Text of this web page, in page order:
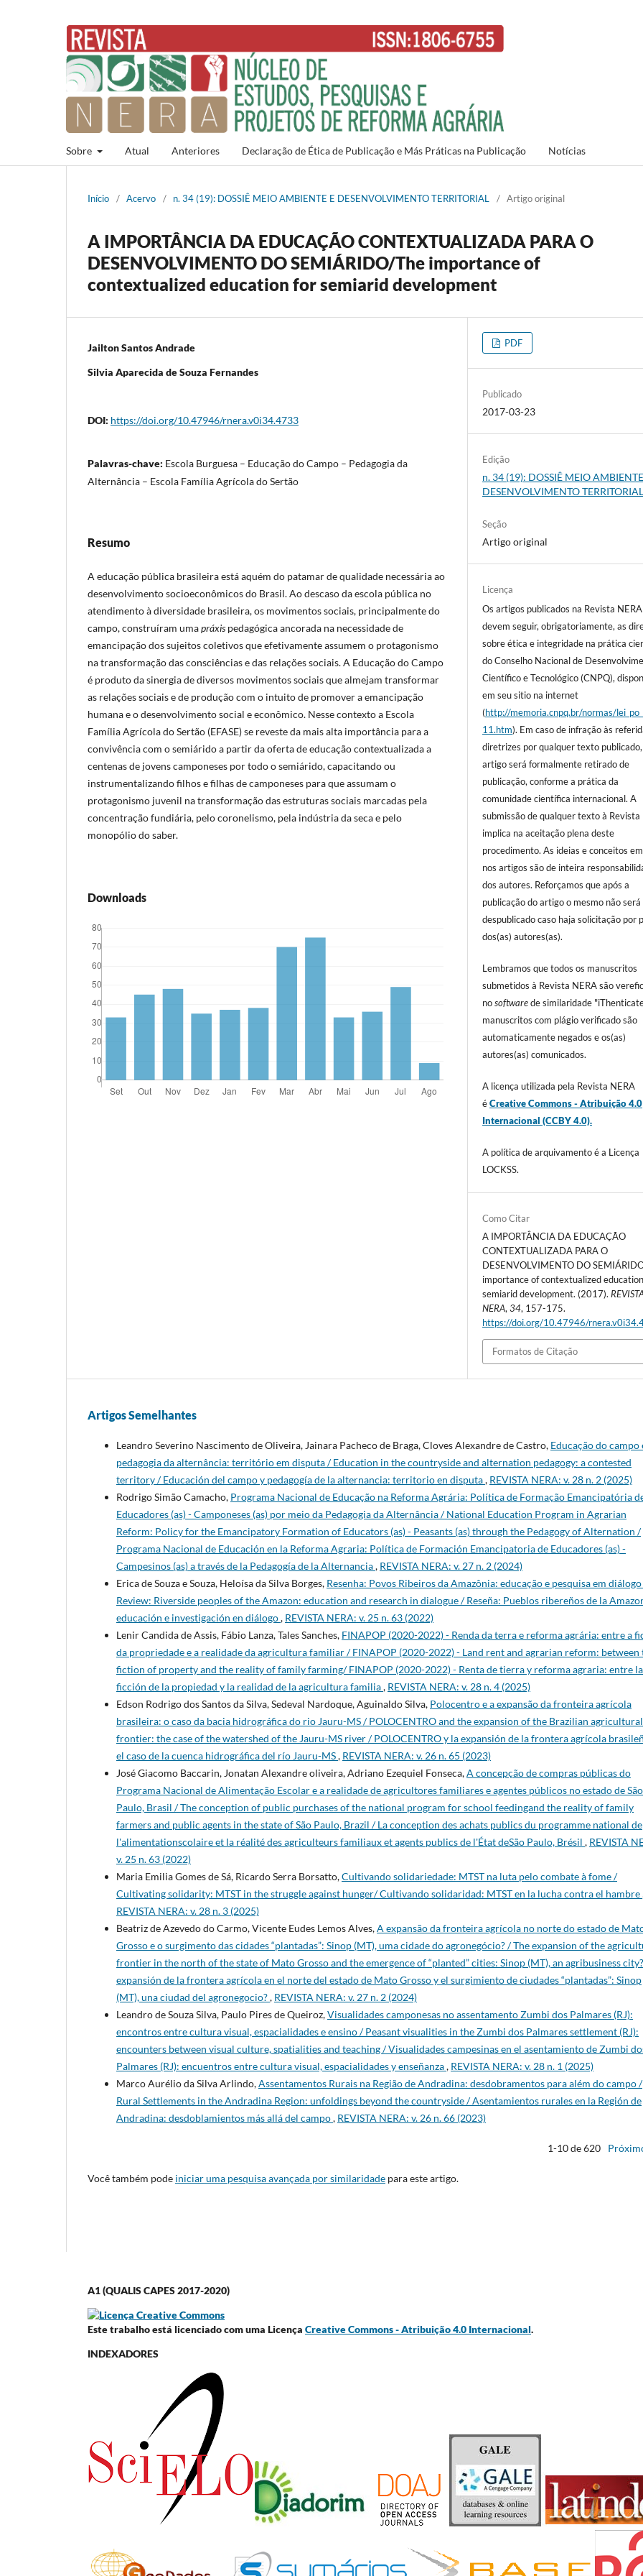
Sobre Atual Anteriores Declaração de Ética de Publicação e Más Práticas na Publicação Notícias
Início / Acervo / n. 34 (19): DOSSIÊ MEIO AMBIENTE E DESENVOLVIMENTO TERRITORIAL / Artigo original
A IMPORTÂNCIA DA EDUCAÇÃO CONTEXTUALIZADA PARA O
DESENVOLVIMENTO DO SEMIÁRIDO/The importance of
contextualized education for semiarid development
Jailton Santos Andrade
Silvia Aparecida de Souza Fernandes
DOI: https://doi.org/10.47946/rnera.v0i34.4733
Palavras-chave: Escola Burguesa – Educação do Campo – Pedagogia da
Alternância – Escola Família Agrícola do Sertão
Resumo
A educação pública brasileira está aquém do patamar de qualidade necessária ao
desenvolvimento socioeconômicos do Brasil. Ao descaso da escola pública no
atendimento à diversidade brasileira, os movimentos sociais, principalmente do
campo, construíram umapráxis pedagógica ancorada na necessidade de
emancipação dos sujeitos coletivos que efetivamente assumem o protagonismo
na transformação das consciências e das relações sociais. A Educação do Campo
é produto da sinergia de diversos movimentos sociais que almejam transformar
as relações sociais e de produção com o intuito de promover a emancipação
humana e o desenvolvimento social e econômico. Nesse contexto a Escola
Família Agrícola do Sertão (EFASE) se reveste da mais alta importância para a
convivência com o semiárido a partir da oferta de educação contextualizada a
centenas de jovens camponeses por todo o semiárido, capacitando ou
instrumentalizando filhos e filhas de camponeses para que assumam o
protagonismo juvenil na transformação das estruturas sociais marcadas pela
concentração fundiária, pelo coronelismo, pela indústria da seca e pelo
monopólio do saber.
Downloads
PDF
Publicado
2017-03-23
Edição
n. 34 (19): DOSSIÊ MEIO
DESENVOLVIMENTO TERRITORIAL
Seção
Artigo original
Licença
Os artigos publicados na Revista NERA
devem seguir, obrigatoriamente, as
sobre ética e integridade na prática
do Conselho Nacional de
Científico e Tecnológico (CNPQ),
em seu sitio na internet
(http://memoria.cnpq.br/normas/
11.htm). Em caso de infração às
diretrizes por qualquer texto
artigo será formalmente retirado de
publicação, conforme a prática da
comunidade científica internacional. A
submissão de qualquer texto à Revista
implica na aceitação plena deste
procedimento. As ideias e conceitos
nos artigos são de inteira
dos autores. Reforçamos que após a
publicação do artigo o mesmo não será
despublicado caso haja solicitação por
dos(as) autores(as).
Lembramos que todos os manuscritos
submetidos à Revista NERA são
nosoftwarede similaridade
manuscritos com plágio verificado são
automaticamente negados e os(as)
autores(as) comunicados.
A licença utilizada pela Revista NERA
éCreative Commons - Atribuição 4.0
Internacional (CCBY 4.0).
A política de arquivamento é a Licença
LOCKSS.
Como Citar
A IMPORTÂNCIA DA EDUCAÇÃO
CONTEXTUALIZADA PARA O
DESENVOLVIMENTO DO
importance of contextualized
semiarid development. (2017).
NERA,34, 157-175.
https://doi.org/10.47946/
Formatos de Citação
Artigos Semelhantes
Leandro Severino Nascimento de Oliveira, Jainara Pacheco de Braga, Cloves Alexandre de Castro, Educação do campo
pedagogia da alternância: território em disputa / Education in the countryside and alternation pedagogy: a contested
territory / Educación del campo y pedagogía de la alternancia: territorio en disputa, REVISTA NERA: v. 28 n. 2 (2025)
Rodrigo Simão Camacho, Programa Nacional de Educação na Reforma Agrária: Política de Formação Emancipatória
Educadores (as) - Camponeses (as) por meio da Pedagogia da Alternância / National Education Program in Agrarian
Reform: Policy for the Emancipatory Formation of Educators (as) - Peasants (as) through the Pedagogy of Alternation /
Programa Nacional de Educación en la Reforma Agraria: Política de Formación Emancipatoria de Educadores (as) -
Campesinos (as) a través de la Pedagogía de la Alternancia, REVISTA NERA: v. 27 n. 2 (2024)
Erica de Souza e Souza, Heloísa da Silva Borges, Resenha: Povos Ribeiros da Amazônia: educação e pesquisa em
Review: Riverside peoples of the Amazon: education and research in dialogue / Reseña: Pueblos ribereños de la
educación e investigación en diálogo, REVISTA NERA: v. 25 n. 63 (2022)
Lenir Candida de Assis, Fábio Lanza, Tales Sanches, FINAPOP (2020-2022) - Renda da terra e reforma agrária: entre a
da propriedade e a realidade da agricultura familiar / FINAPOP (2020-2022) - Land rent and agrarian reform: between
fiction of property and the reality of family farming/ FINAPOP (2020-2022) - Renta de tierra y reforma agraria: entre la
ficción de la propiedad y la realidad de la agricultura familia, REVISTA NERA: v. 28 n. 4 (2025)
Edson Rodrigo dos Santos da Silva, Sedeval Nardoque, Aguinaldo Silva, Polocentro e a expansão da fronteira agrícola
brasileira: o caso da bacia hidrográfica do rio Jauru-MS / POLOCENTRO and the expansion of the Brazilian agricultural
frontier: the case of the watershed of the Jauru-MS river / POLOCENTRO y la expansión de la frontera agrícola
el caso de la cuenca hidrográfica del río Jauru-MS, REVISTA NERA: v. 26 n. 65 (2023)
José Giacomo Baccarin, Jonatan Alexandre oliveira, Adriano Ezequiel Fonseca,A concepção de compras públicas do
Programa Nacional de Alimentação Escolar e a realidade de agricultores familiares e agentes públicos no estado de São
Paulo, Brasil / The conception of public purchases of the national program for school feedingand the reality of family
farmers and public agents in the state of São Paulo, Brazil / La conception des achats publics du programme national de
l'alimentationscolaire et la réalité des agriculteurs familiaux et agents publics de l'État deSão Paulo, Brésil , REVISTA
v. 25 n. 63 (2022)
Maria Emilia Gomes de Sá, Ricardo Serra Borsatto,Cultivando solidariedade: MTST na luta pelo combate à fome /
Cultivating solidarity: MTST in the struggle against hunger/ Cultivando solidaridad: MTST en la lucha contra el hambre
REVISTA NERA: v. 28 n. 3 (2025)
Beatriz de Azevedo do Carmo, Vicente Eudes Lemos Alves,A expansão da fronteira agrícola no norte do estado de
Grosso e o surgimento das cidades “plantadas”: Sinop (MT), uma cidade do agronegócio? / The expansion of the
frontier in the north of the state of Mato Grosso and the emergence of “planted” cities: Sinop (MT), an agribusiness
expansión de la frontera agrícola en el norte del estado de Mato Grosso y el surgimiento de ciudades “plantadas”: Sinop
(MT), una ciudad del agronegocio?, REVISTA NERA: v. 27 n. 2 (2024)
Leandro de Souza Silva, Paulo Pires de Queiroz,Visualidades camponesas no assentamento Zumbi dos Palmares (RJ):
encontros entre cultura visual, espacialidades e ensino / Peasant visualities in the Zumbi dos Palmares settlement (RJ):
encounters between visual culture, spatialities and teaching / Visualidades campesinas en el asentamiento de Zumbi
Palmares (RJ): encuentros entre cultura visual, espacialidades y enseñanza, REVISTA NERA: v. 28 n. 1 (2025)
Marco Aurélio da Silva Arlindo,Assentamentos Rurais na Região de Andradina: desdobramentos para além do campo /
Rural Settlements in the Andradina Region: unfoldings beyond the countryside / Asentamientos rurales en la Región de
Andradina: desdoblamientos más allá del campo, REVISTA NERA: v. 26 n. 66 (2023)
1-10 de 620
Você também pode iniciar uma pesquisa avançada por similaridade para este artigo.
A1 (QUALIS CAPES 2017-2020)
Este trabalho está licenciado com uma Licença Creative Commons - Atribuição 4.0 Internacional.
INDEXADORES